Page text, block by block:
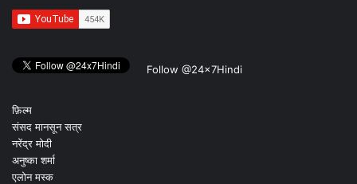
Follow @24x7Hindi
फ़िल्म
संसद मानसून सत्र
नरेंद्र मोदी
अनुष्का शर्मा
एलोन मस्क